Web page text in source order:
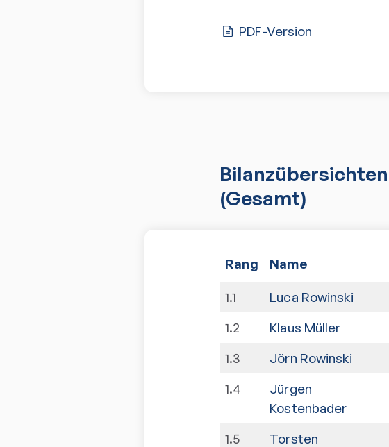
PDF-Version
Bilanzübersichten
(Gesamt)
Rang Name
1.1 Luca Rowinski
1.2 Klaus Müller
1.3 Jörn Rowinski
1.4
Jürgen
Kostenbader
1.5
Torsten